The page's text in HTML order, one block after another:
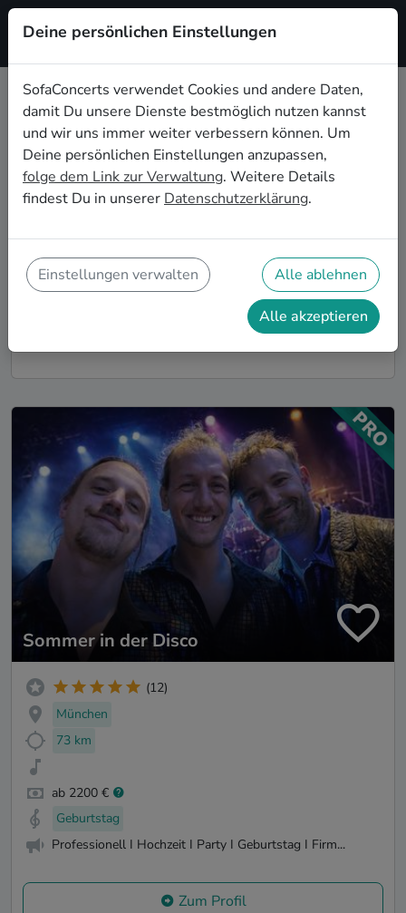
Registrieren
Punk Live-Musik für die
Geburtstagsfeier in Heidelberg
Du möchtest Deine diesjährige Geburtstagsfeier in
Heidelberg zu einem unvergesslichen Erlebnis
Hier findest Du Punk Musiker*innen und Bands für
Deine Geburtstagsfeier in Heidelberg, die genau zu
Deiner Feier und Deinen Wünschen passen.
So funktioniert's!
Sommer in der Disco
(12)
München
73 km
ab 2200 €
Geburtstag
Professionell I Hochzeit I Party I Geburtstag I Firm...
Zum Profil
Deine persönlichen Einstellungen
SofaConcerts verwendet Cookies und andere Daten,
damit Du unsere Dienste bestmöglich nutzen kannst
und wir uns immer weiter verbessern können. Um
Deine persönlichen Einstellungen anzupassen,
folge dem Link zur Verwaltung. Weitere Details
findest Du in unserer Datenschutzerklärung.
Einstellungen verwalten Alle ablehnen
Alle akzeptieren